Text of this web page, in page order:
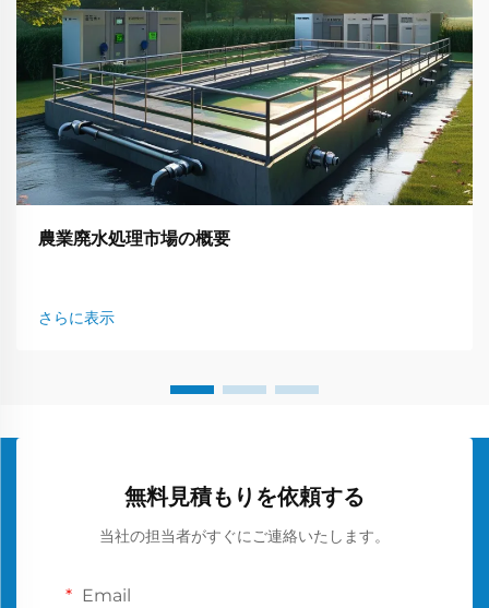
農業廃水処理市場の概要
さらに表示
無料見積もりを依頼する
当社の担当者がすぐにご連絡いたします。
Email